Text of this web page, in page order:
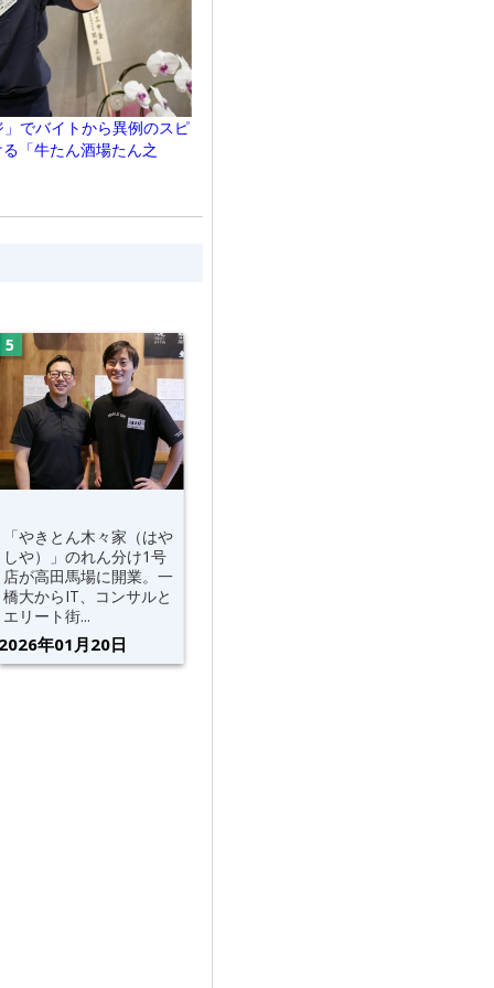
でバイトから異例のスピ
「牛たん酒場たん之
「やきとん木々家（はや
しや）」のれん分け1号
店が高田馬場に開業。一
橋大からIT、コンサルと
エリート街...
年01月20日